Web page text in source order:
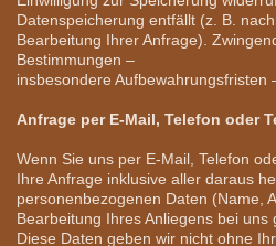
Datenspeicherung entfällt (z. B.
Bearbeitung Ihrer Anfrage).
Bestimmungen –
insbesondere Aufbewahrungsfristen
Anfrage per E-Mail, Telefon oder
Wenn Sie uns per E-Mail, Telefon
Ihre Anfrage inklusive aller daraus
personenbezogenen Daten (Name,
Bearbeitung Ihres Anliegens bei uns
Diese Daten geben wir nicht ohne